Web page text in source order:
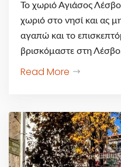
Το χωριό Αγιάσος
χωριό στο νησί και ας
αγαπώ και το
βρισκόμαστε στη
Read More